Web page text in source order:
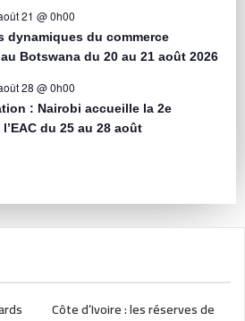
21 @ 0h00
dynamiques du commerce
Botswana du 20 au 21 août 2026
28 @ 0h00
: Nairobi accueille la 2e
du 25 au 28 août
Côte d’Ivoire : les réserves de